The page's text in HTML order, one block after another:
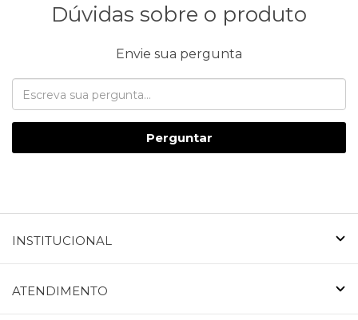
Dúvidas sobre o produto
Envie sua pergunta
Perguntar
INSTITUCIONAL
ATENDIMENTO